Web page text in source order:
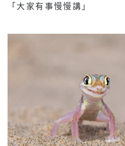
「大家有事慢慢講」